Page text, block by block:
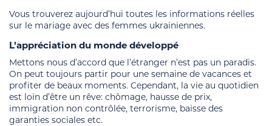
Vous trouverez aujourd’hui toutes les informations réelles
sur le mariage avec des femmes ukrainiennes.
L’appréciation du monde développé
Mettons nous d’accord que l’étranger n’est pas un paradis.
On peut toujours partir pour une semaine de vacances et
profiter de beaux moments. Cependant, la vie au quotidien
est loin d’être un rêve: chômage, hausse de prix,
immigration non contrôlée, terrorisme, baisse des
garanties sociales etc.